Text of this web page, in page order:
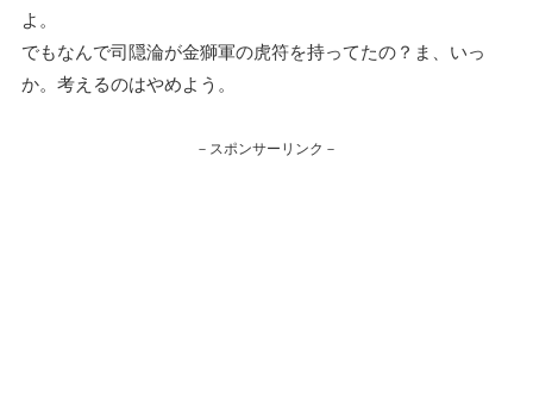
よ。
でもなんで司隠淪が金獅軍の虎符を持ってたの？ま、いっ
か。考えるのはやめよう。
－スポンサーリンク－